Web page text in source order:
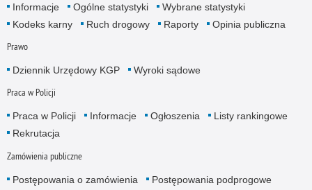
Informacje Ogólne statystyki
Wybrane statystyki
Kodeks karny
Ruch drogowy Raporty Opinia publiczna
Prawo
Dziennik Urzędowy KGP Wyroki sądowe
Praca w Policji
Praca w Policji Informacje Ogłoszenia
Listy rankingowe
Rekrutacja
Zamówienia publiczne
Postępowania o zamówienia
Postępowania podprogowe